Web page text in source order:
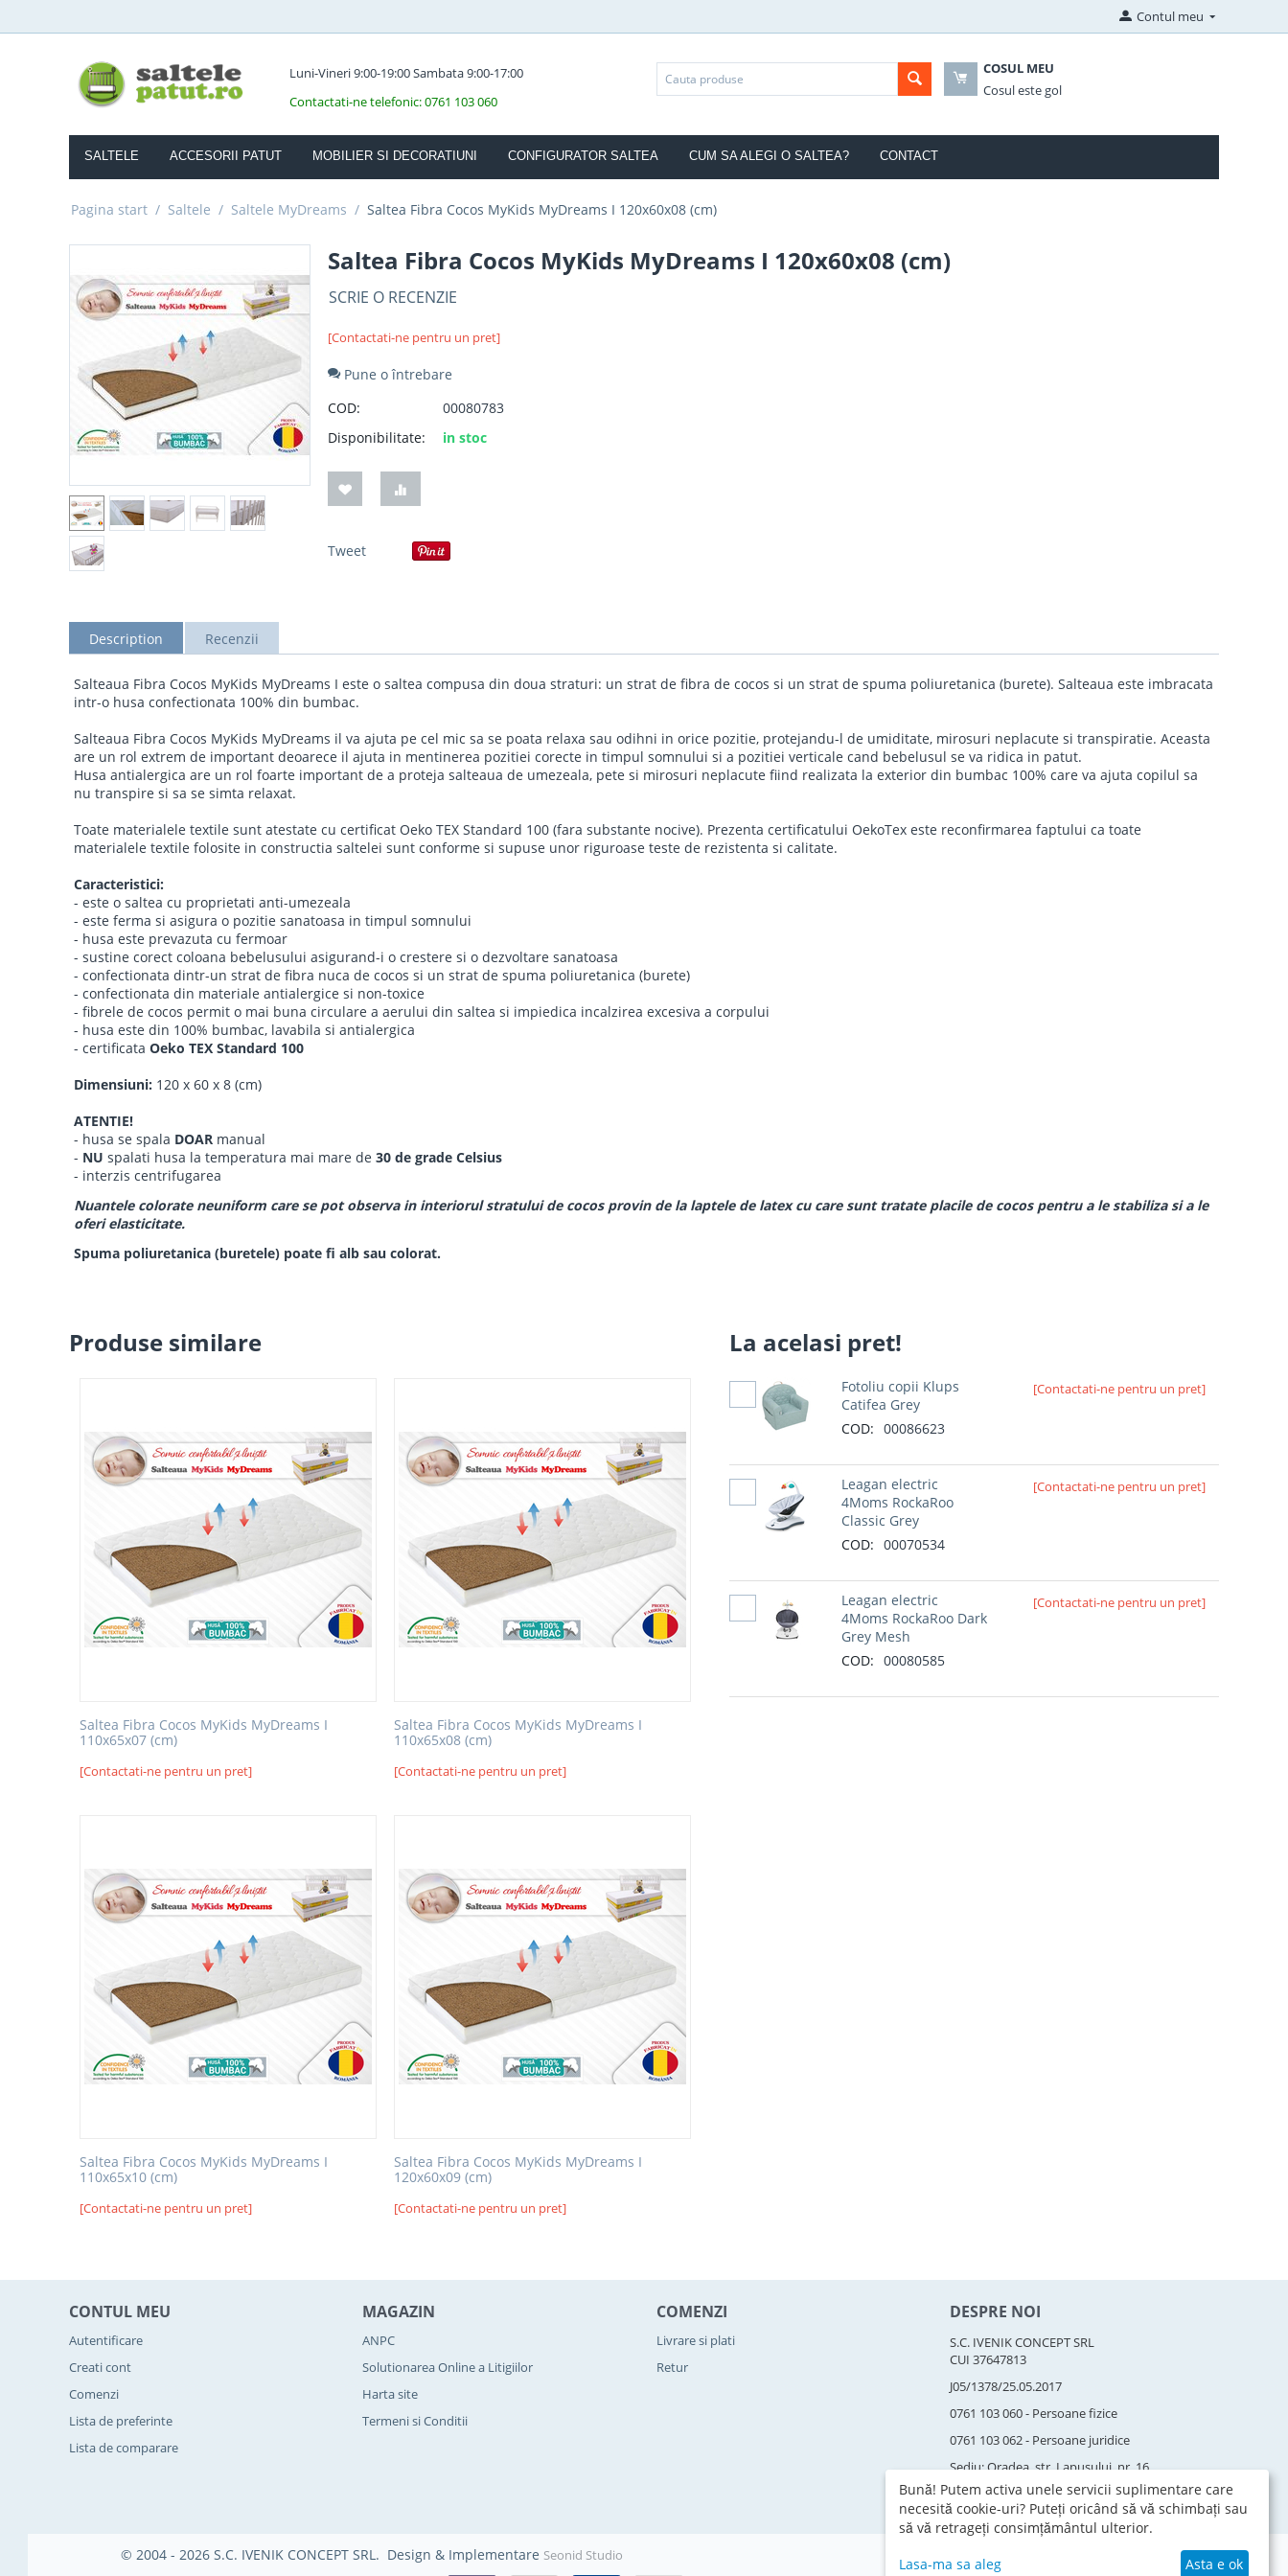
Contul meu
Luni-Vineri 9:00-19:00 Sambata 9:00-17:00
Contactati-ne telefonic: 0761 103 060
COSUL MEU
Cosul este gol
SALTELE ACCESORII PATUT MOBILIER SI DECORATIUNI CONFIGURATOR SALTEA CUM SA ALEGI O SALTEA? CONTACT
Pagina start / Saltele / Saltele MyDreams / Saltea Fibra Cocos MyKids MyDreams I 120x60x08 (cm)
Saltea Fibra Cocos MyKids MyDreams I 120x60x08 (cm)
SCRIE O RECENZIE
[Contactati-ne pentru un pret]
Pune o întrebare
COD:
00080783
Disponibilitate:
in stoc
Tweet
Description Recenzii
Salteaua Fibra Cocos MyKids MyDreams I este o saltea compusa din doua straturi: un strat de fibra de cocos si un strat de spuma poliuretanica (burete). Salteaua este imbracata
intr-o husa confectionata 100% din bumbac.
Salteaua Fibra Cocos MyKids MyDreams il va ajuta pe cel mic sa se poata relaxa sau odihni in orice pozitie, protejandu-l de umiditate, mirosuri neplacute si transpiratie. Aceasta
are un rol extrem de important deoarece il ajuta in mentinerea pozitiei corecte in timpul somnului si a pozitiei verticale cand bebelusul se va ridica in patut.
Husa antialergica are un rol foarte important de a proteja salteaua de umezeala, pete si mirosuri neplacute fiind realizata la exterior din bumbac 100% care va ajuta copilul sa
nu transpire si sa se simta relaxat.
Toate materialele textile sunt atestate cu certificat Oeko TEX Standard 100 (fara substante nocive). Prezenta certificatului OekoTex este reconfirmarea faptului ca toate
materialele textile folosite in constructia saltelei sunt conforme si supuse unor riguroase teste de rezistenta si calitate.
Caracteristici:
- este o saltea cu proprietati anti-umezeala
- este ferma si asigura o pozitie sanatoasa in timpul somnului
- husa este prevazuta cu fermoar
- sustine corect coloana bebelusului asigurand-i o crestere si o dezvoltare sanatoasa
- confectionata dintr-un strat de fibra nuca de cocos si un strat de spuma poliuretanica (burete)
- confectionata din materiale antialergice si non-toxice
- fibrele de cocos permit o mai buna circulare a aerului din saltea si impiedica incalzirea excesiva a corpului
- husa este din 100% bumbac, lavabila si antialergica
- certificata Oeko TEX Standard 100
Dimensiuni: 120 x 60 x 8 (cm)
ATENTIE!
- husa se spala DOAR manual
- NU spalati husa la temperatura mai mare de 30 de grade Celsius
- interzis centrifugarea
Nuantele colorate neuniform care se pot observa in interiorul stratului de cocos provin de la laptele de latex cu care sunt tratate placile de cocos pentru a le stabiliza si a le
oferi elasticitate.
Spuma poliuretanica (buretele) poate fi alb sau colorat.
Produse similare
Saltea Fibra Cocos MyKids MyDreams I
110x65x07 (cm)
[Contactati-ne pentru un pret]
Saltea Fibra Cocos MyKids MyDreams I
110x65x08 (cm)
[Contactati-ne pentru un pret]
Saltea Fibra Cocos MyKids MyDreams I
110x65x10 (cm)
[Contactati-ne pentru un pret]
Saltea Fibra Cocos MyKids MyDreams I
120x60x09 (cm)
[Contactati-ne pentru un pret]
La acelasi pret!
Selectati produs
Fotoliu copii Klups
Catifea Grey
COD: 00086623
[Contactati-ne pentru un pret]
Selectati produs
Leagan electric
4Moms RockaRoo
Classic Grey
COD: 00070534
[Contactati-ne pentru un pret]
Selectati produs
Leagan electric
4Moms RockaRoo Dark
Grey Mesh
COD: 00080585
[Contactati-ne pentru un pret]
CONTUL MEU
Autentificare
Creati cont
Comenzi
Lista de preferinte
Lista de comparare
MAGAZIN
ANPC
Solutionarea Online a Litigiilor
Harta site
Termeni si Conditii
COMENZI
Livrare si plati
Retur
DESPRE NOI
S.C. IVENIK CONCEPT SRL
CUI 37647813
J05/1378/25.05.2017
0761 103 060 - Persoane fizice
0761 103 062 - Persoane juridice
Sediu: Oradea, str. Lapusului, nr. 16
© 2004 - 2026 S.C. IVENIK CONCEPT SRL. Design & Implementare Seonid Studio
Bună! Putem activa unele servicii suplimentare care
necesită cookie-uri? Puteți oricând să vă schimbați sau
să vă retrageți consimțământul ulterior.
Lasa-ma sa aleg Asta e ok